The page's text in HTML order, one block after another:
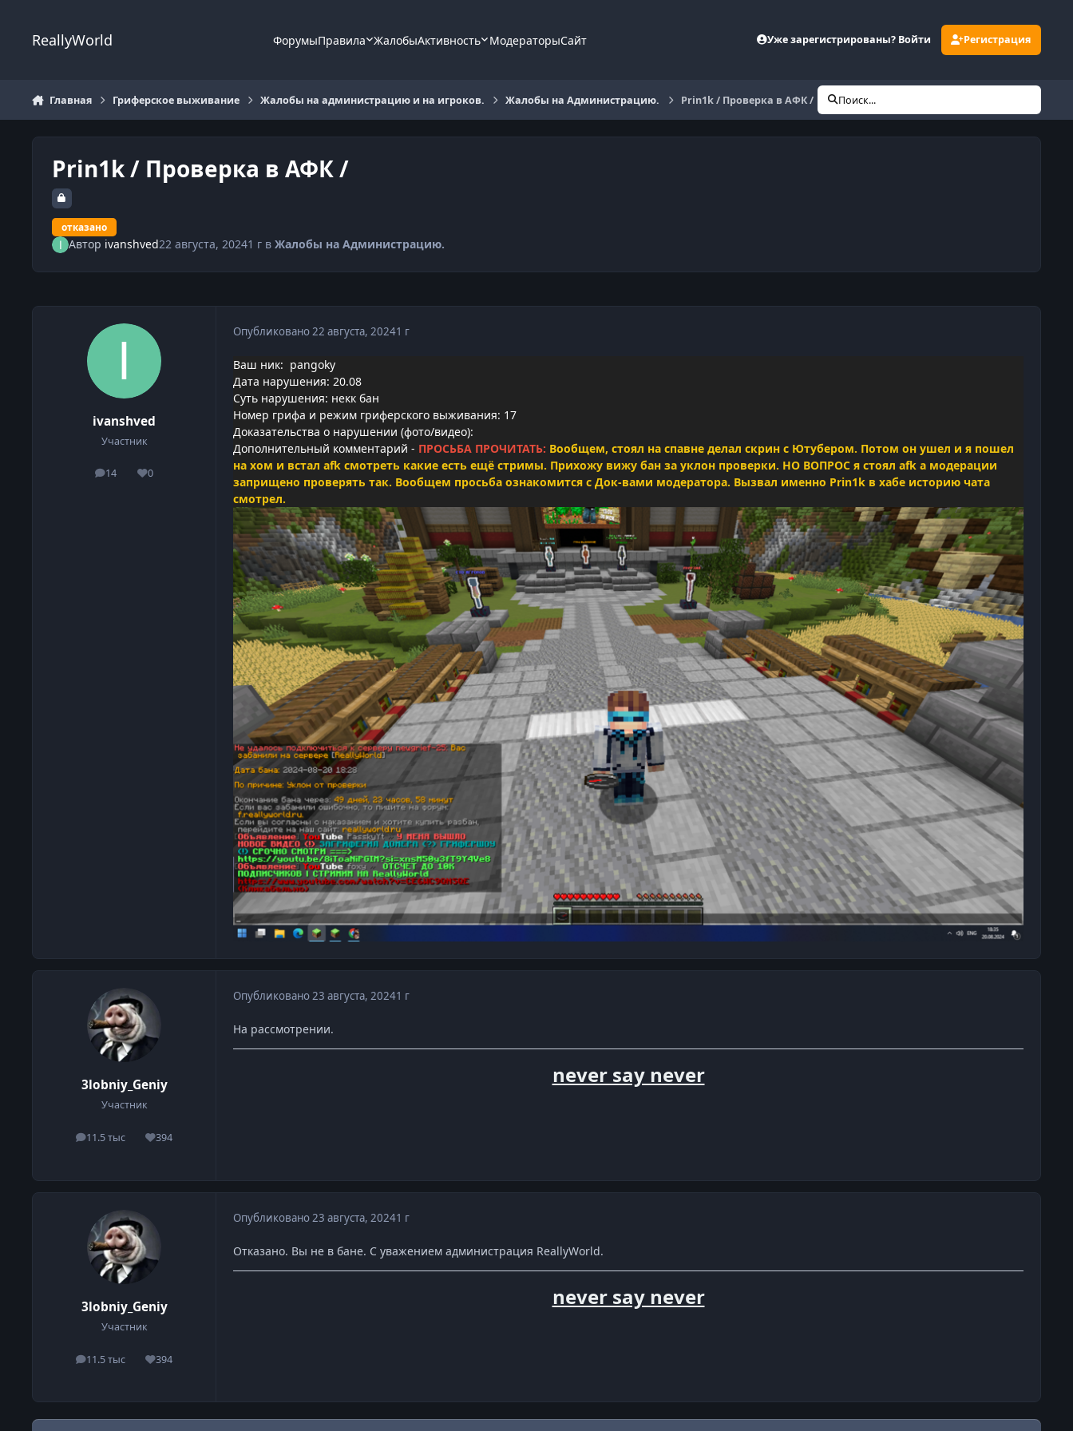
ReallyWorld ФорумыПравила ЖалобыАктивность МодераторыСайт Уже зарегистрированы? Войти Регистрация
Главная Гриферское выживание Жалобы на администрацию и на игроков. Жалобы на Администрацию. Prin1k / Проверка в АФК / Поиск...
Prin1k / Проверка в АФК /
отказано
Автор ivanshved22 августа, 20241 гв Жалобы на Администрацию.
ivanshved
Участник
14
сообщения
0
Репутация
Опубликовано22 августа, 20241 г
Ваш ник: pangoky
Дата нарушения: 20.08
Суть нарушения: некк бан
Номер грифа и режим гриферского выживания: 17
Доказательства о нарушении (фото/видео):
Дополнительный комментарий - ПРОСЬБА ПРОЧИТАТЬ: Вообщем, стоял на спавне делал скрин с Ютубером. Потом он ушел и я пошел
на хом и встал afk смотреть какие есть ещё стримы. Прихожу вижу бан за уклон проверки. НО ВОПРОС я стоял afk а модерации
заприщено проверять так. Вообщем просьба ознакомится с Док-вами модератора. Вызвал именно Prin1k в хабе историю чата
смотрел.
3lobniy_Geniy
Участник
11.5 тыс
сообщения394
Репутация
Опубликовано23 августа, 20241 г
На рассмотрении.
never say never
3lobniy_Geniy
Участник
11.5 тыс
сообщения394
Репутация
Опубликовано 23 августа, 20241 г
Отказано. Вы не в бане. С уважением администрация ReallyWorld.
never say never